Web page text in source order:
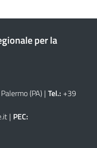
per la
(PA) | Tel.: +39
| PEC: